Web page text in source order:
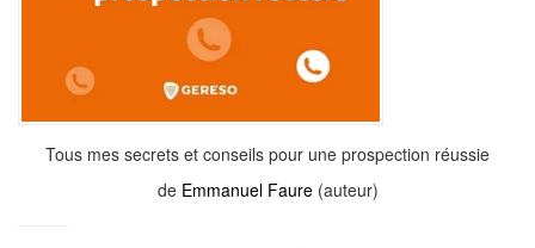
Tous mes secrets et conseils pour une prospection réussie
de Emmanuel Faure(auteur)